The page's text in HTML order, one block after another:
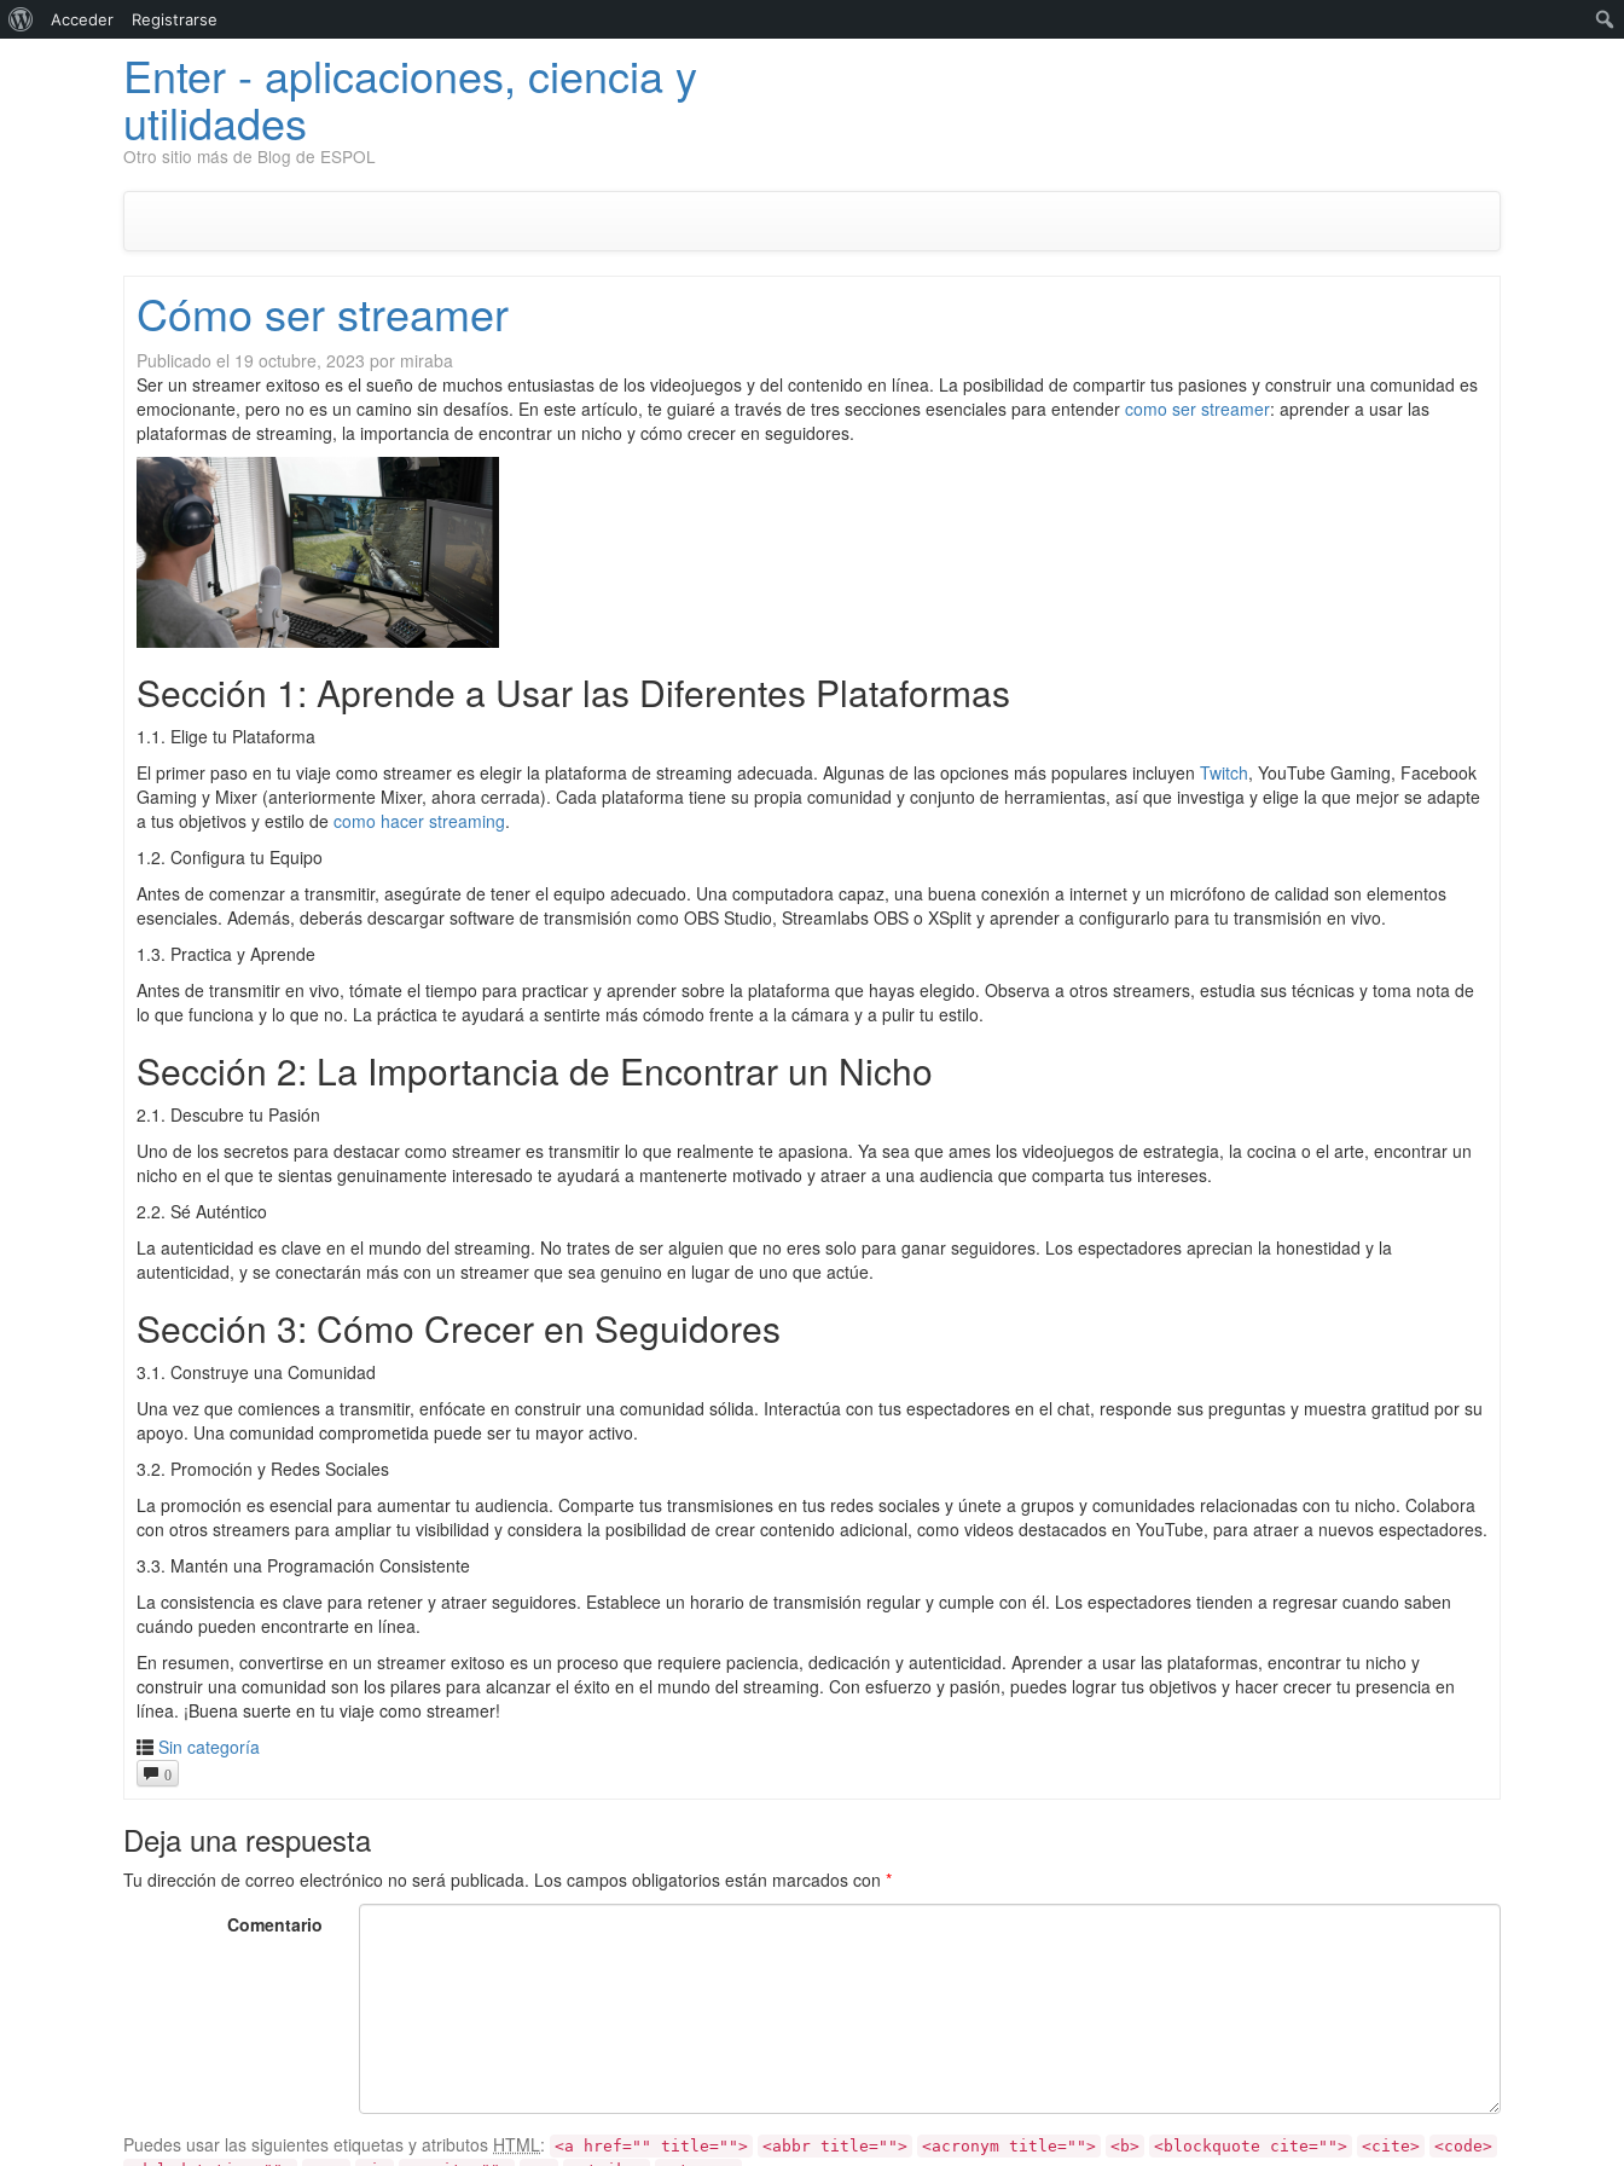
Acerca
Acceder Registrarse
Enter - aplicaciones, ciencia y
utilidades
Otro sitio más de Blog de ESPOL
Cómo ser streamer
Publicado el 19 octubre, 2023 por miraba
Ser un streamer exitoso es el sueño de muchos entusiastas de los videojuegos y del contenido en línea. La posibilidad de compartir tus pasiones y construir una comunidad es
emocionante, pero no es un camino sin desafíos. En este artículo, te guiaré a través de tres secciones esenciales para entender como ser streamer: aprender a usar las
plataformas de streaming, la importancia de encontrar un nicho y cómo crecer en seguidores.
Sección 1: Aprende a Usar las Diferentes Plataformas
1.1. Elige tu Plataforma
El primer paso en tu viaje como streamer es elegir la plataforma de streaming adecuada. Algunas de las opciones más populares incluyen Twitch, YouTube Gaming, Facebook
Gaming y Mixer (anteriormente Mixer, ahora cerrada). Cada plataforma tiene su propia comunidad y conjunto de herramientas, así que investiga y elige la que mejor se adapte
a tus objetivos y estilo de como hacer streaming.
1.2. Configura tu Equipo
Antes de comenzar a transmitir, asegúrate de tener el equipo adecuado. Una computadora capaz, una buena conexión a internet y un micrófono de calidad son elementos
esenciales. Además, deberás descargar software de transmisión como OBS Studio, Streamlabs OBS o XSplit y aprender a configurarlo para tu transmisión en vivo.
1.3. Practica y Aprende
Antes de transmitir en vivo, tómate el tiempo para practicar y aprender sobre la plataforma que hayas elegido. Observa a otros streamers, estudia sus técnicas y toma nota de
lo que funciona y lo que no. La práctica te ayudará a sentirte más cómodo frente a la cámara y a pulir tu estilo.
Sección 2: La Importancia de Encontrar un Nicho
2.1. Descubre tu Pasión
Uno de los secretos para destacar como streamer es transmitir lo que realmente te apasiona. Ya sea que ames los videojuegos de estrategia, la cocina o el arte, encontrar un
nicho en el que te sientas genuinamente interesado te ayudará a mantenerte motivado y atraer a una audiencia que comparta tus intereses.
2.2. Sé Auténtico
La autenticidad es clave en el mundo del streaming. No trates de ser alguien que no eres solo para ganar seguidores. Los espectadores aprecian la honestidad y la
autenticidad, y se conectarán más con un streamer que sea genuino en lugar de uno que actúe.
Sección 3: Cómo Crecer en Seguidores
3.1. Construye una Comunidad
Una vez que comiences a transmitir, enfócate en construir una comunidad sólida. Interactúa con tus espectadores en el chat, responde sus preguntas y muestra gratitud por su
apoyo. Una comunidad comprometida puede ser tu mayor activo.
3.2. Promoción y Redes Sociales
La promoción es esencial para aumentar tu audiencia. Comparte tus transmisiones en tus redes sociales y únete a grupos y comunidades relacionadas con tu nicho. Colabora
con otros streamers para ampliar tu visibilidad y considera la posibilidad de crear contenido adicional, como videos destacados en YouTube, para atraer a nuevos espectadores.
3.3. Mantén una Programación Consistente
La consistencia es clave para retener y atraer seguidores. Establece un horario de transmisión regular y cumple con él. Los espectadores tienden a regresar cuando saben
cuándo pueden encontrarte en línea.
En resumen, convertirse en un streamer exitoso es un proceso que requiere paciencia, dedicación y autenticidad. Aprender a usar las plataformas, encontrar tu nicho y
construir una comunidad son los pilares para alcanzar el éxito en el mundo del streaming. Con esfuerzo y pasión, puedes lograr tus objetivos y hacer crecer tu presencia en
línea. ¡Buena suerte en tu viaje como streamer!
Sin categoría
0
Deja una respuesta
Tu dirección de correo electrónico no será publicada. Los campos obligatorios están marcados con *
Comentario
Puedes usar las siguientes etiquetas y atributos HTML: <a href="" title=""> <abbr title=""> <acronym title=""> <b> <blockquote cite=""> <cite>
<code>